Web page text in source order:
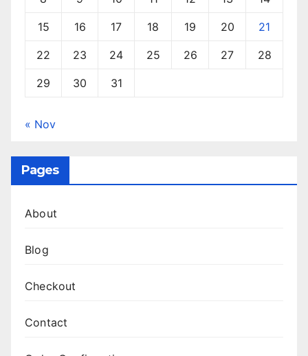
15 16 17 18 19 20 21
22 23 24 25 26 27 28
29 30 31
« Nov
Pages
About
Blog
Checkout
Contact